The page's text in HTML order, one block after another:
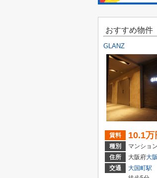
おすすめ物件
GLANZ
賃料 10.1万
種別
マンション
住所
大阪府大
交通
大国町駅